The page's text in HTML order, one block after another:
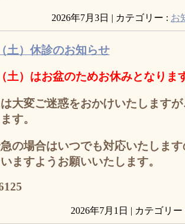
2026年7月3日 | カテゴリー : お
土）休診のお知らせ
土）はお盆のためお休みとなりま
大変ご迷惑をおかけいたします
す。
の場合はいつでも対応いたしま
ますようお願いいたします。
2026年7月1日 | カテゴリー